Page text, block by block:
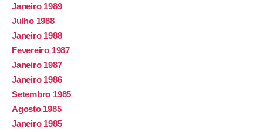
Janeiro 1989
Julho 1988
Janeiro 1988
Fevereiro 1987
Janeiro 1987
Janeiro 1986
Setembro 1985
Agosto 1985
Janeiro 1985